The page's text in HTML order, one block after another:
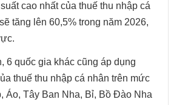
cao nhất của thuế thu nhập cá
tăng lên 60,5% trong năm 2026,
6 quốc gia khác cũng áp dụng
thuế thu nhập cá nhân trên mức
Áo, Tây Ban Nha, Bỉ, Bồ Đào Nha